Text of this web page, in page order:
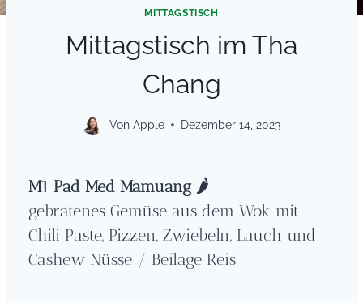
MITTAGSTISCH
Mittagstisch im Tha
Chang
Von Apple Dezember 14, 2023
M1 Pad Med Mamuang 🌶
gebratenes Gemüse aus dem Wok mit
Chili Paste, Pizzen, Zwiebeln, Lauch und
Cashew Nüsse / Beilage Reis